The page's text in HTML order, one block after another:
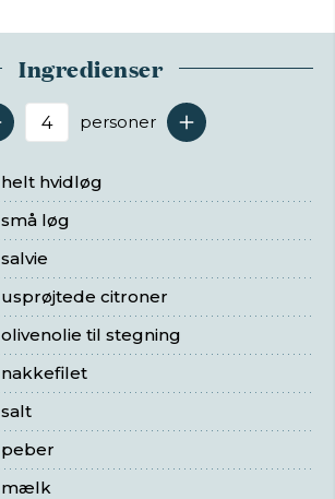
Ingredienser
Antal serveringer
personer
helt hvidløg
små løg
salvie
usprøjtede citroner
olivenolie til stegning
nakkefilet
salt
peber
mælk